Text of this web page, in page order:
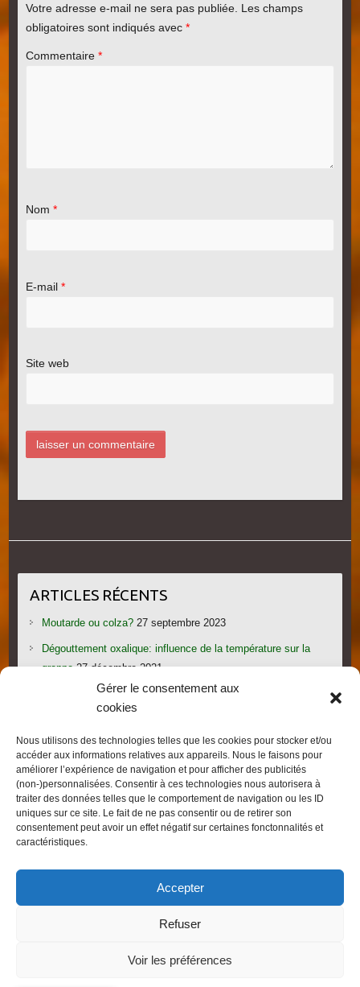
Gérer le consentement aux
cookies
Nous utilisons des technologies telles que les cookies pour stocker et/ou
accéder aux informations relatives aux appareils. Nous le faisons pour
améliorer l’expérience de navigation et pour afficher des publicités
(non-)personnalisées. Consentir à ces technologies nous autorisera à
traiter des données telles que le comportement de navigation ou les ID
uniques sur ce site. Le fait de ne pas consentir ou de retirer son
consentement peut avoir un effet négatif sur certaines fonctonnalités et
caractéristiques.
Accepter
Refuser
Voir les préférences
Votre adresse e-mail ne sera pas publiée. Les champs
obligatoires sont indiqués avec *
Commentaire *
Nom *
E-mail *
Site web
ARTICLES RÉCENTS
Moutarde ou colza? 27 septembre 2023
Dégouttement oxalique: influence de la température sur la
grappe 27 décembre 2021
Le candi provoque l’essaimage: vraiment?
Les villages provençaux du Pays de Fayence 19 septembre
2021
Sponsorisé par